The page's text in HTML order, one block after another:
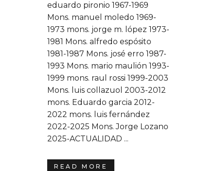
eduardo pironio 1967-1969
Mons. manuel moledo 1969-
1973 mons. jorge m. lópez 1973-
1981 Mons. alfredo espósito
1981-1987 Mons. josé erro 1987-
1993 Mons. mario maulión 1993-
1999 mons. raul rossi 1999-2003
Mons. luis collazuol 2003-2012
mons. Eduardo garcia 2012-
2022 mons. luis fernández
2022-2025 Mons. Jorge Lozano
2025-ACTUALIDAD ...
READ MORE